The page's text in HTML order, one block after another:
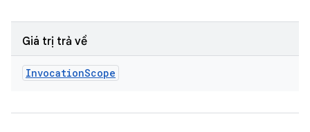
Giá trị trả về
InvocationScope